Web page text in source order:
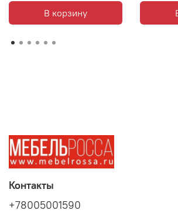
В корзину
Контакты
+78005001590